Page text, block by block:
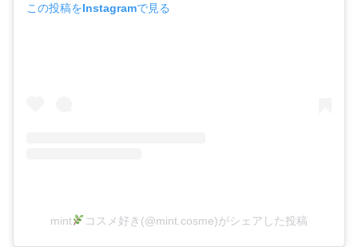
この投稿をInstagramで見る
mint コスメ好き(@mint.cosme)がシェアした投稿